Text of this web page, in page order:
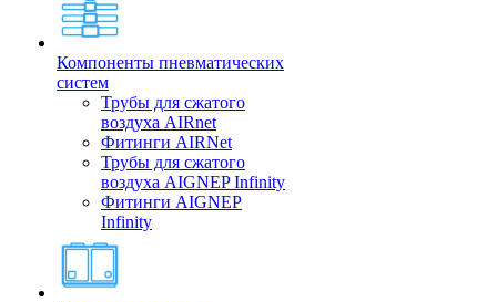
Компоненты пневматических
систем
Трубы для сжатого
воздуха AIRnet
Фитинги AIRNet
Трубы для сжатого
воздуха AIGNEP Infinity
Фитинги AIGNEP
Infinity